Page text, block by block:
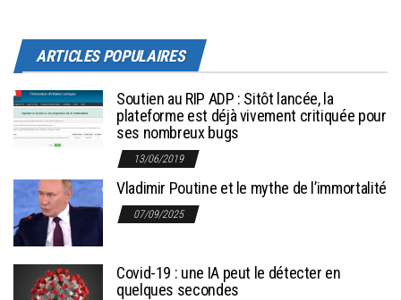
ARTICLES POPULAIRES
Soutien au RIP ADP : Sitôt lancée, la
plateforme est déjà vivement critiquée pour
ses nombreux bugs
13/06/2019
Vladimir Poutine et le mythe de l’immortalité
07/09/2025
Covid-19 : une IA peut le détecter en
quelques secondes